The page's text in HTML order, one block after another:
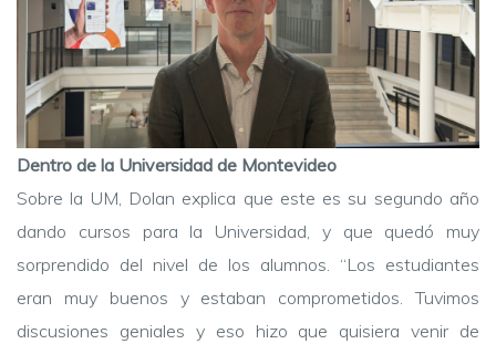
Dentro de la Universidad de Montevideo
Sobre la UM, Dolan explica que este es su segundo año
dando cursos para la Universidad, y que quedó muy
sorprendido del nivel de los alumnos. “Los estudiantes
eran muy buenos y estaban comprometidos. Tuvimos
discusiones geniales y eso hizo que quisiera venir de